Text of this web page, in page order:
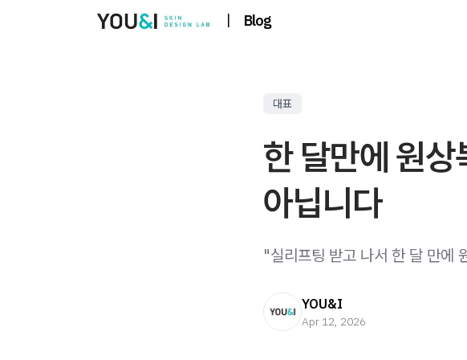
| Blog
대표
한 달만에 원
아닙니다
"실리프팅 받고 나서 한 달 만에
YOU&I
Apr 12, 2026